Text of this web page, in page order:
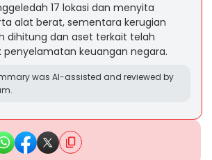
17 lokasi dan menyita
alat berat, sementara kerugian
dihitung dan aset terkait telah
penyelamatan keuangan negara.
was AI-assisted and reviewed by